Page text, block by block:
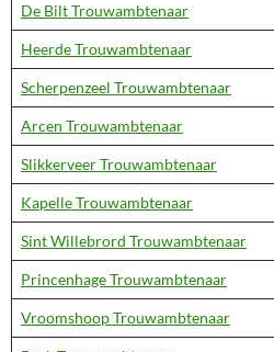
De Bilt Trouwambtenaar
Heerde Trouwambtenaar
Scherpenzeel Trouwambtenaar
Arcen Trouwambtenaar
Slikkerveer Trouwambtenaar
Kapelle Trouwambtenaar
Sint Willebrord Trouwambtenaar
Princenhage Trouwambtenaar
Vroomshoop Trouwambtenaar